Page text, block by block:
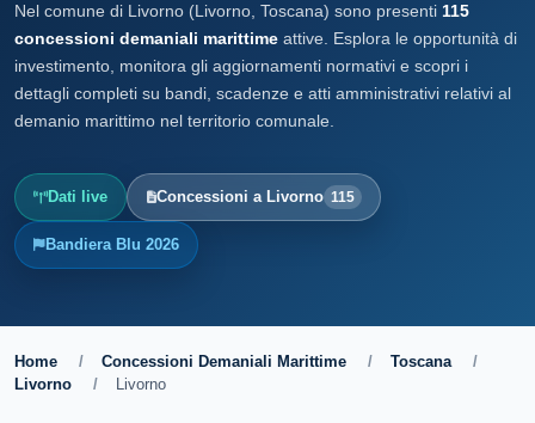
Nel comune di Livorno (Livorno, Toscana) sono presenti 115
concessioni demaniali marittime attive. Esplora le opportunità di
investimento, monitora gli aggiornamenti normativi e scopri i
dettagli completi su bandi, scadenze e atti amministrativi relativi al
demanio marittimo nel territorio comunale.
Dati live Concessioni a Livorno 115
Bandiera Blu 2026
Home / Concessioni Demaniali Marittime / Toscana
/
Livorno
/ Livorno